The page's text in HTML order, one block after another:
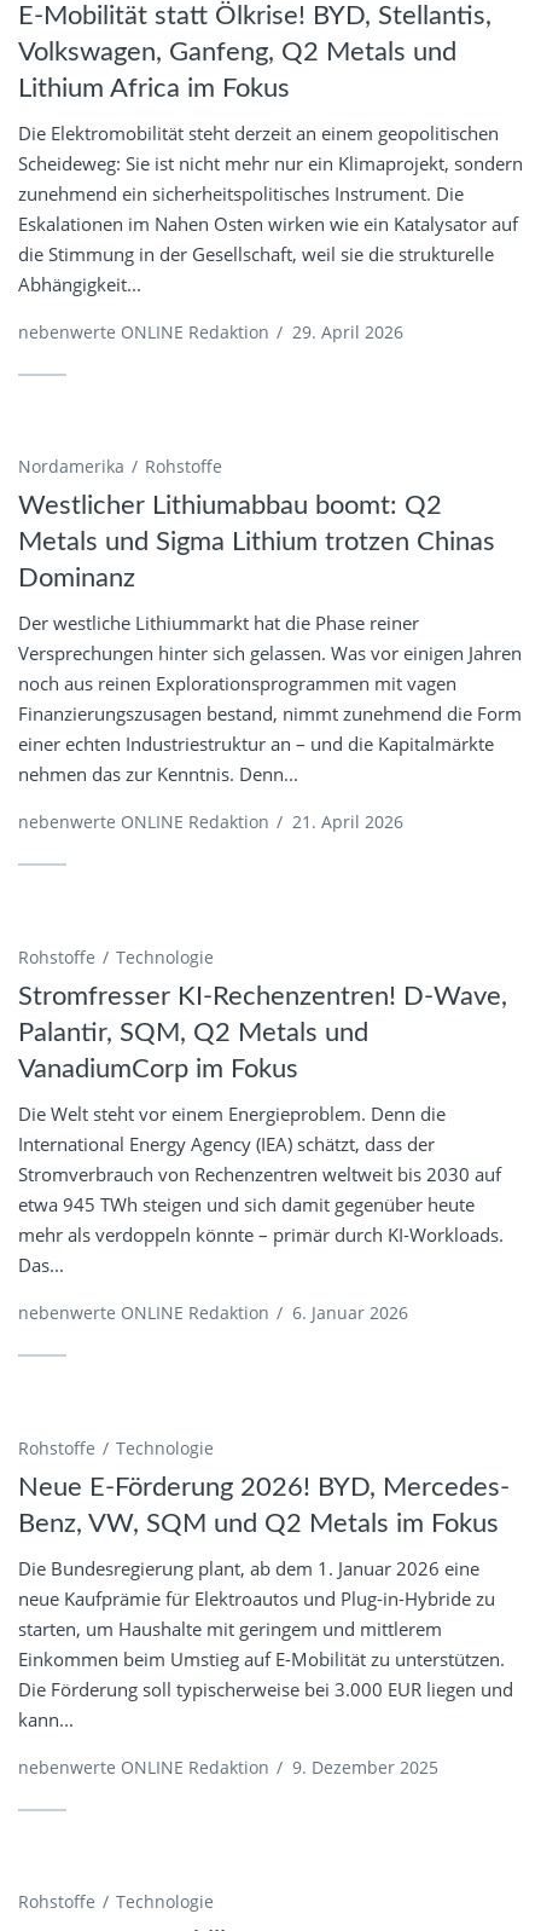
E-Mobilität statt Ölkrise! BYD, Stellantis,
Volkswagen, Ganfeng, Q2 Metals und
Lithium Africa im Fokus
Die Elektromobilität steht derzeit an einem geopolitischen
Scheideweg: Sie ist nicht mehr nur ein Klimaprojekt, sondern
zunehmend ein sicherheitspolitisches Instrument. Die
Eskalationen im Nahen Osten wirken wie ein Katalysator auf
die Stimmung in der Gesellschaft, weil sie die strukturelle
Abhängigkeit...
nebenwerte ONLINE Redaktion / 29. April 2026
Nordamerika Rohstoffe
Westlicher Lithiumabbau boomt: Q2
Metals und Sigma Lithium trotzen Chinas
Dominanz
Der westliche Lithiummarkt hat die Phase reiner
Versprechungen hinter sich gelassen. Was vor einigen Jahren
noch aus reinen Explorationsprogrammen mit vagen
Finanzierungszusagen bestand, nimmt zunehmend die Form
einer echten Industriestruktur an – und die Kapitalmärkte
nehmen das zur Kenntnis. Denn...
nebenwerte ONLINE Redaktion / 21. April 2026
Rohstoffe Technologie
Stromfresser KI-Rechenzentren! D-Wave,
Palantir, SQM, Q2 Metals und
VanadiumCorp im Fokus
Die Welt steht vor einem Energieproblem. Denn die
International Energy Agency (IEA) schätzt, dass der
Stromverbrauch von Rechenzentren weltweit bis 2030 auf
etwa 945 TWh steigen und sich damit gegenüber heute
mehr als verdoppeln könnte – primär durch KI‑Workloads.
Das...
nebenwerte ONLINE Redaktion / 6. Januar 2026
Rohstoffe Technologie
Neue E-Förderung 2026! BYD, Mercedes-
Benz, VW, SQM und Q2 Metals im Fokus
Die Bundesregierung plant, ab dem 1. Januar 2026 eine
neue Kaufprämie für Elektroautos und Plug-in-Hybride zu
starten, um Haushalte mit geringem und mittlerem
Einkommen beim Umstieg auf E-Mobilität zu unterstützen.
Die Förderung soll typischerweise bei 3.000 EUR liegen und
kann...
nebenwerte ONLINE Redaktion / 9. Dezember 2025
Rohstoffe Technologie